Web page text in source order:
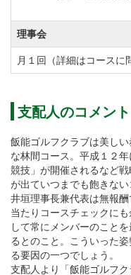
理事会
月１回（詳細はコースに
支配人のコメント
飯能ゴルフクラブは美し
な林間コース。平成１２
競技」が開催されるなど
が出ていつまでも飽きない
井垣理事長兼代表は無報
当たりコースチェックに
して常にメンバーのこと
るとのこと。こういった
る要因の一つでしょう。
支配人より「飯能ゴルフ